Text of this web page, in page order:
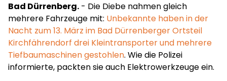
Bad Dürrenberg. - Die Diebe nahmen gleich
mehrere Fahrzeuge mit: Unbekannte haben in der
Nacht zum 13. März im Bad Dürrenberger Ortsteil
Kirchfährendorf drei Kleintransporter und mehrere
Tiefbaumaschinen gestohlen. Wie die Polizei
informierte, packten sie auch Elektrowerkzeuge ein.